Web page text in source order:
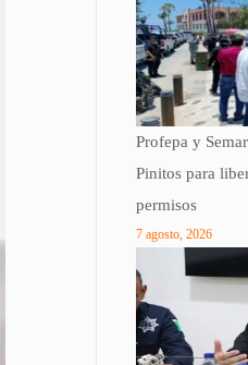
Profepa y
Pinitos para
permisos
7 agosto, 2026